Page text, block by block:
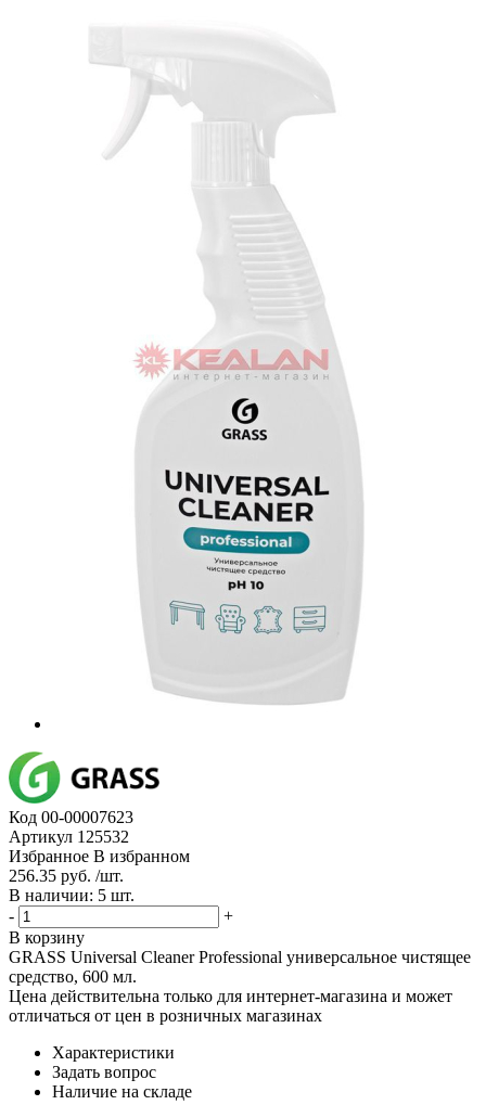
Код 00-00007623
Артикул 125532
Избранное В избранном
256.35 руб. /шт.
В наличии: 5 шт.
-
+
В корзину
GRASS Universal Cleaner Professional универсальное чистящее
средство, 600 мл.
Цена действительна только для интернет-магазина и может
отличаться от цен в розничных магазинах
Характеристики
Задать вопрос
Наличие на складе